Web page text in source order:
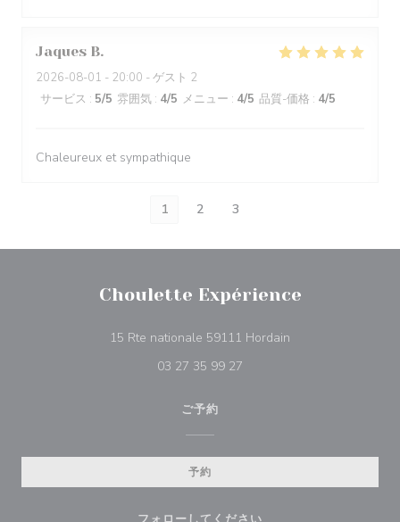
Jaques B
2026-08-01 - 20:00 - ゲスト 2
サービス : 5/5 雰囲気 : 4/5 メニュー : 4/5 品質-価格 : 4/5
Chaleureux et sympathique
1 2 3
Choulette Expérience
15 Rte nationale 59111 Hordain
03 27 35 99 27
ご予約
予約